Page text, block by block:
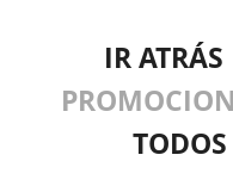
IR ATRÁS